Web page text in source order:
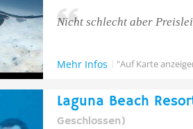
Nicht schlecht aber
Mehr Infos "Auf Karte
Laguna Beach
Geschlossen)